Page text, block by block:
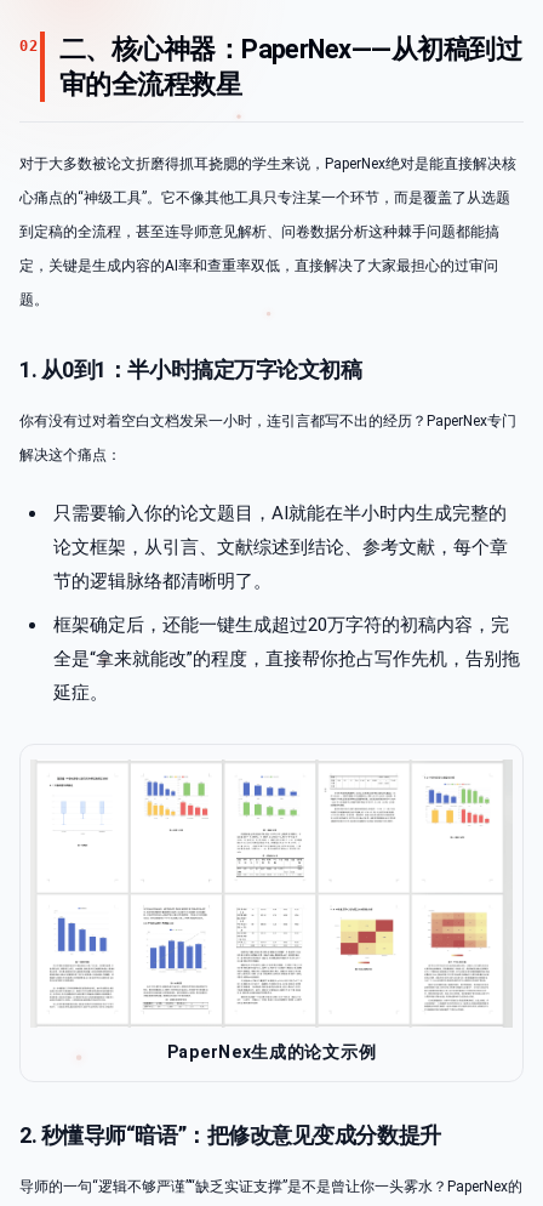
02
二、核心神器：PaperNex——从初稿到过
审的全流程救星
对于大多数被论文折磨得抓耳挠腮的学生来说，PaperNex绝对是能直接解决核
心痛点的“神级工具”。它不像其他工具只专注某一个环节，而是覆盖了从选题
到定稿的全流程，甚至连导师意见解析、问卷数据分析这种棘手问题都能搞
定，关键是生成内容的AI率和查重率双低，直接解决了大家最担心的过审问
题。
1. 从0到1：半小时搞定万字论文初稿
你有没有过对着空白文档发呆一小时，连引言都写不出的经历？PaperNex专门
解决这个痛点：
只需要输入你的论文题目，AI就能在半小时内生成完整的
论文框架，从引言、文献综述到结论、参考文献，每个章
节的逻辑脉络都清晰明了。
框架确定后，还能一键生成超过20万字符的初稿内容，完
全是“拿来就能改”的程度，直接帮你抢占写作先机，告别拖
延症。
PaperNex生成的论文示例
2. 秒懂导师“暗语”：把修改意见变成分数提升
导师的一句“逻辑不够严谨”“缺乏实证支撑”是不是曾让你一头雾水？PaperNex的